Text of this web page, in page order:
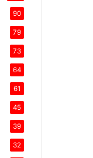
90
79
73
64
61
45
39
32